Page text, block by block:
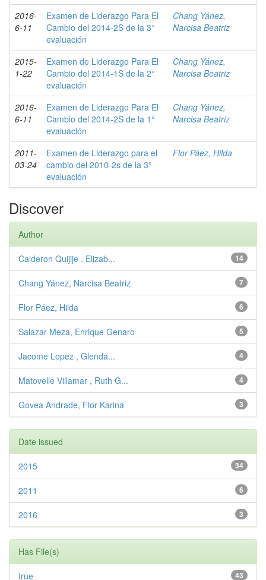
2016-
6-11
Examen de Liderazgo Para El
Cambio del 2014-2S de la 3°
evaluación
Chang Yánez,
Narcisa Beatriz
2015-
1-22
Examen de Liderazgo Para El
Cambio del 2014-1S de la 2°
evaluación
Chang Yánez,
Narcisa Beatriz
2016-
6-11
Examen de Liderazgo Para El
Cambio del 2014-2S de la 1°
evaluación
Chang Yánez,
Narcisa Beatriz
2011-
03-24
Examen de Liderazgo para el
cambio del 2010-2s de la 3°
evaluación
Flor Páez, Hilda
Discover
Author
14
Calderon Quijije , Elizab...
7
Chang Yánez, Narcisa Beatriz
6
Flor Páez, Hilda
5
Salazar Meza, Enrique Genaro
4
Jacome Lopez , Glenda...
4
Matovelle Villamar , Ruth G...
3
Govea Andrade, Flor Karina
Date issued
34
2015
6
2011
3
2016
Has File(s)
43
true